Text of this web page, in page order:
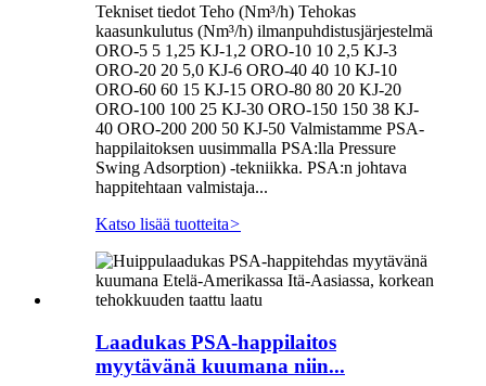
Tekniset tiedot Teho (Nm³/h) Tehokas
kaasunkulutus (Nm³/h) ilmanpuhdistusjärjestelmä
ORO-5 5 1,25 KJ-1,2 ORO-10 10 2,5 KJ-3
ORO-20 20 5,0 KJ-6 ORO-40 40 10 KJ-10
ORO-60 60 15 KJ-15 ORO-80 80 20 KJ-20
ORO-100 100 25 KJ-30 ORO-150 150 38 KJ-
40 ORO-200 200 50 KJ-50 Valmistamme PSA-
happilaitoksen uusimmalla PSA:lla Pressure
Swing Adsorption) -tekniikka. PSA:n johtava
happitehtaan valmistaja...
Katso lisää tuotteita>
Laadukas PSA-happilaitos
myytävänä kuumana niin...